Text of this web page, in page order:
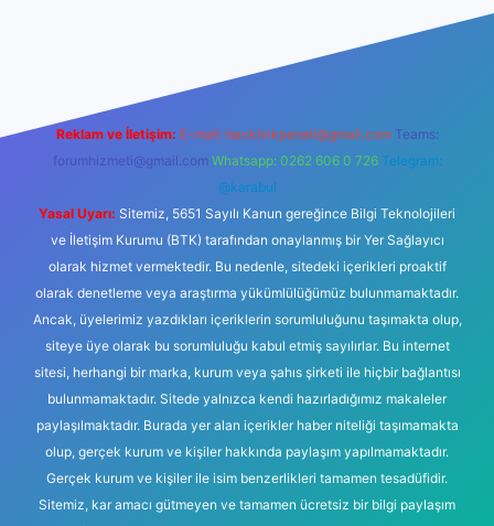
Reklam ve İletişim: E-mail: backlinkpaneli@gmail.com Teams:
forumhizmeti@gmail.com Whatsapp: 0262 606 0 726 Telegram:
@karabul
Yasal Uyarı: Sitemiz, 5651 Sayılı Kanun gereğince Bilgi Teknolojileri
ve İletişim Kurumu (BTK) tarafından onaylanmış bir Yer Sağlayıcı
olarak hizmet vermektedir. Bu nedenle, sitedeki içerikleri proaktif
olarak denetleme veya araştırma yükümlülüğümüz bulunmamaktadır.
Ancak, üyelerimiz yazdıkları içeriklerin sorumluluğunu taşımakta olup,
siteye üye olarak bu sorumluluğu kabul etmiş sayılırlar. Bu internet
sitesi, herhangi bir marka, kurum veya şahıs şirketi ile hiçbir bağlantısı
bulunmamaktadır. Sitede yalnızca kendi hazırladığımız makaleler
paylaşılmaktadır. Burada yer alan içerikler haber niteliği taşımamakta
olup, gerçek kurum ve kişiler hakkında paylaşım yapılmamaktadır.
Gerçek kurum ve kişiler ile isim benzerlikleri tamamen tesadüfidir.
Sitemiz, kar amacı gütmeyen ve tamamen ücretsiz bir bilgi paylaşım